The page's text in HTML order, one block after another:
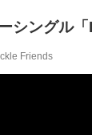
シングル
Friends